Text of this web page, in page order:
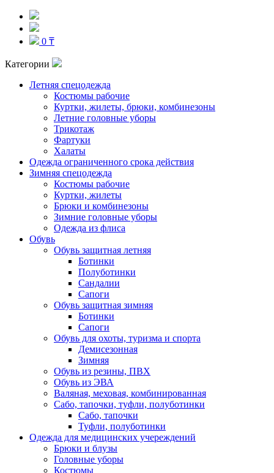
0 ₸
Категории
Летняя спецодежда
Костюмы рабочие
Куртки, жилеты, брюки, комбинезоны
Летние головные уборы
Трикотаж
Фартуки
Халаты
Одежда ограниченного срока действия
Зимняя спецодежда
Костюмы рабочие
Куртки, жилеты
Брюки и комбинезоны
Зимние головные уборы
Одежда из флиса
Обувь
Обувь защитная летняя
Ботинки
Полуботинки
Сандалии
Сапоги
Обувь защитная зимняя
Ботинки
Сапоги
Обувь для охоты, туризма и спорта
Демисезонная
Зимняя
Обувь из резины, ПВХ
Обувь из ЭВА
Валяная, меховая, комбинированная
Сабо, тапочки, туфли, полуботинки
Сабо, тапочки
Туфли, полуботинки
Одежда для медицинских учереждений
Брюки и блузы
Головные уборы
Костюмы